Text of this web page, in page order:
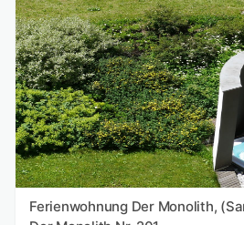
Ferienwohnung Der Monolith,